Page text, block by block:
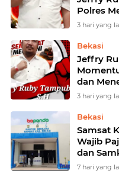
Polres
3 hari yang
Bekasi
Jeffry
dan
3 hari yang
Bekasi
Samsat
Wajib
dan
Pajak
7 hari yang